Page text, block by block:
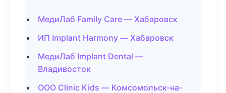
МедиЛаб Family Care — Хабаровск
ИП Implant Harmony — Хабаровск
МедиЛаб Implant Dental —
Владивосток
ООО Clinic Kids — Комсомольск-на-